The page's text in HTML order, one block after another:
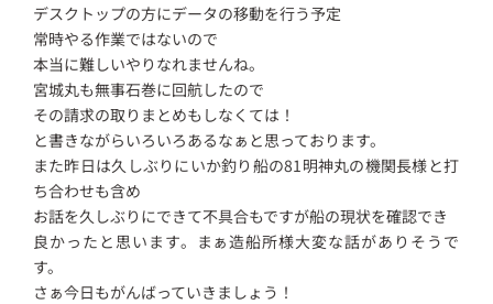
デスクトップの方にデータの移動を行う予定
常時やる作業ではないので
本当に難しいやりなれませんね。
宮城丸も無事石巻に回航したので
その請求の取りまとめもしなくては！
と書きながらいろいろあるなぁと思っております。
また昨日は久しぶりにいか釣り船の81明神丸の機関長様と打
ち合わせも含め
お話を久しぶりにできて不具合もですが船の現状を確認でき
良かったと思います。まぁ造船所様大変な話がありそうで
す。
さぁ今日もがんばっていきましょう！